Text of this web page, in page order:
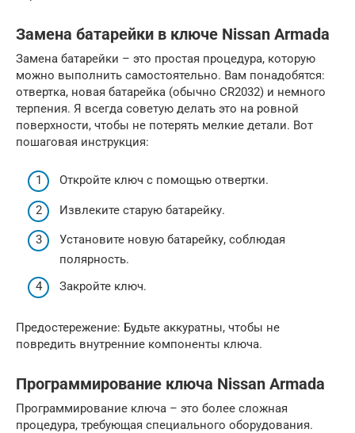
Замена батарейки в ключе Nissan Armada
Замена батарейки – это простая процедура, которую
можно выполнить самостоятельно. Вам понадобятся:
отвертка, новая батарейка (обычно CR2032) и немного
терпения. Я всегда советую делать это на ровной
поверхности, чтобы не потерять мелкие детали. Вот
пошаговая инструкция:
Откройте ключ с помощью отвертки.
Извлеките старую батарейку.
Установите новую батарейку, соблюдая
полярность.
Закройте ключ.
Предостережение: Будьте аккуратны, чтобы не
повредить внутренние компоненты ключа.
Программирование ключа Nissan Armada
Программирование ключа – это более сложная
процедура, требующая специального оборудования.